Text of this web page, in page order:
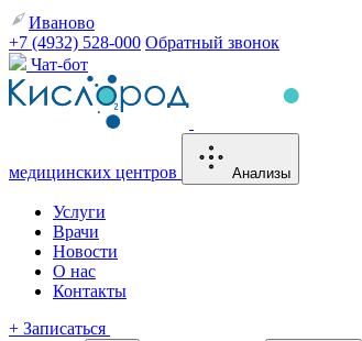
Иваново
+7 (4932) 528-000 Обратный звонок
Чат-бот
медицинских центров Анализы
Услуги
Врачи
Новости
О нас
Контакты
+ Записаться